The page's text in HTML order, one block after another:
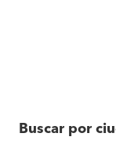
Buscar por